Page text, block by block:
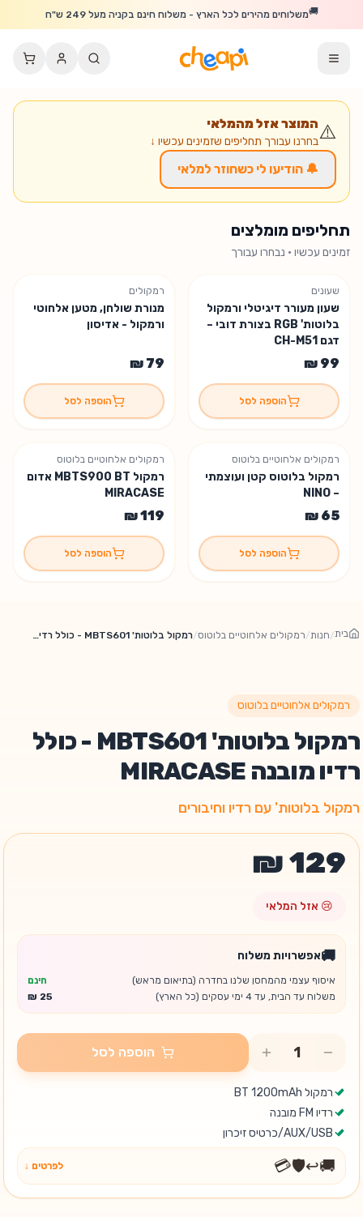
דלג לתוכן הראשי
🚚משלוחים מהירים לכל הארץ - משלוח חינם בקניה מעל 249 ש"ח
⚠️המוצר אזל מהמלאי
בחרנו עבורך תחליפים שזמינים עכשיו ↓
🔔 הודיעו לי כשחוזר למלאי
תחליפים מומלצים
זמינים עכשיו · נבחרו עבורך
נשארו 3 יחידות
שעונים
שעון מעורר דיגיטלי ורמקול
בלוטות' RGB בצורת דובי –
דגם CH-M51
הוספה לסל
רמקולים
מנורת שולחן, מטען אלחוטי
ורמקול - אדיסון
הוספה לסל
רמקולים אלחוטיים בלוטוס
רמקול בלוטוס קטן ועוצמתי
– NINO
הוספה לסל
רמקולים אלחוטיים בלוטוס
רמקול MBTS900 BT אדום
MIRACASE
הוספה לסל
בית/חנות/רמקולים אלחוטיים בלוטוס/ רמקול בלוטות' MBTS601 - כולל רדיו מובנה MIRACASE
רמקולים אלחוטיים בלוטוס
רמקול בלוטות' MBTS601 - כולל
רדיו מובנה MIRACASE
רמקול בלוטות' עם רדיו וחיבורים
😢 אזל המלאי
🚚אפשרויות משלוח
איסוף עצמי מהמחסן שלנו בחדרה (בתיאום מראש)
חינם
משלוח עד הבית, עד 4 ימי עסקים (כל הארץ)
הוספה לסל
רמקול BT 1200mAh
רדיו FM מובנה
AUX/USB/כרטיס זיכרון
🚚
↩️
🛡️
💳 לפרטים ↓